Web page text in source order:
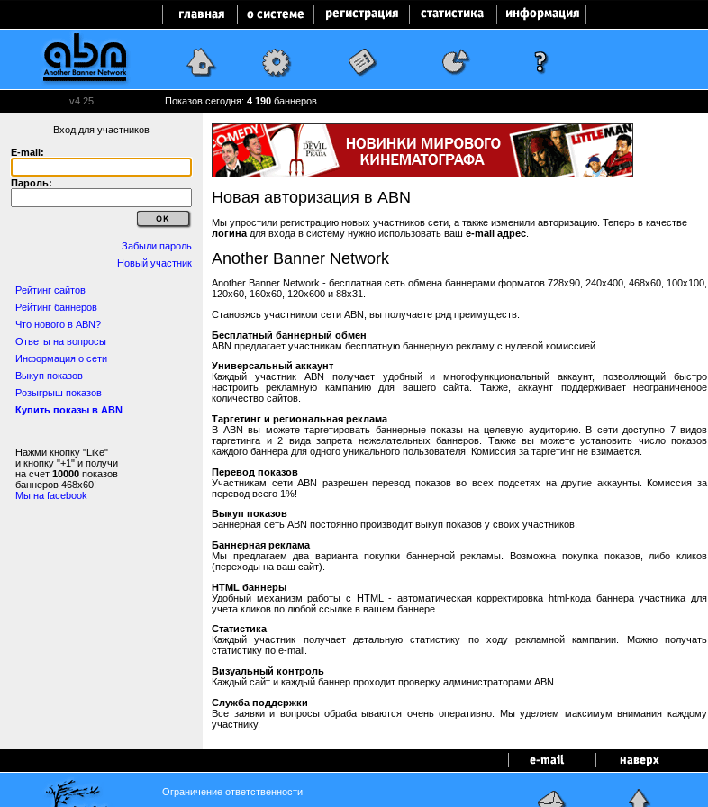
v4.25 Показов сегодня: 4 190 баннеров
Вход для участников
E-mail:
Пароль:
Забыли пароль
Новый участник
Рейтинг сайтов
Рейтинг баннеров
Что нового в ABN?
Ответы на вопросы
Информация о сети
Выкуп показов
Розыгрыш показов
Купить показы в ABN
Нажми кнопку "Like"
и кнопку "+1" и получи
на счет 10000 показов
баннеров 468x60!
Мы на facebook
Новая авторизация в ABN
Мы упростили регистрацию новых участников сети, а также изменили авторизацию. Теперь в качестве
логина для входа в систему нужно использовать ваш e-mail адрес
Another Banner Network
Another Banner Network - бесплатная сеть обмена баннерами форматов 728x90, 240x400, 468x60, 100x100,
120x60, 160x60, 120x600 и 88x31.
Становясь участником сети ABN, вы получаете ряд преимуществ:
Бесплатный баннерный обмен
ABN предлагает участникам бесплатную баннерную рекламу с нулевой комиссией.
Универсальный аккаунт
Каждый участник ABN получает удобный и многофункциональный аккаунт, позволяющий быстро
настроить рекламную кампанию для вашего сайта. Также, аккаунт поддерживает неограниченоое
количество сайтов.
Таргетинг и региональная реклама
В ABN вы можете таргетировать баннерные показы на целевую аудиторию. В сети доступно 7 видов
таргетинга и 2 вида запрета нежелательных баннеров. Также вы можете установить число показов
каждого баннера для одного уникального пользователя. Комиссия за таргетинг не взимается.
Перевод показов
Участникам сети ABN разрешен перевод показов во всех подсетях на другие аккаунты. Комиссия за
перевод всего 1%!
Выкуп показов
Баннерная сеть ABN постоянно производит выкуп показов у своих участников.
Баннерная реклама
Мы предлагаем два варианта покупки баннерной рекламы. Возможна покупка показов, либо кликов
(переходы на ваш сайт).
HTML баннеры
Удобный механизм работы с HTML - автоматическая корректировка html-кода баннера участника для
учета кликов по любой ссылке в вашем баннере.
Статистика
Каждый участник получает детальную статистику по ходу рекламной кампании. Можно получать
статистику по e-mail.
Визуальный контроль
Каждый сайт и каждый баннер проходит проверку администраторами ABN.
Служба поддержки
Все заявки и вопросы обрабатываются очень оперативно. Мы уделяем максимум внимания каждому
участнику.
Ограничение ответственности